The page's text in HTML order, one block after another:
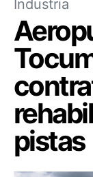
Industria
pistas